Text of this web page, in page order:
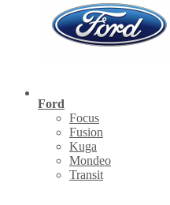
Ford
Focus
Fusion
Kuga
Mondeo
Transit